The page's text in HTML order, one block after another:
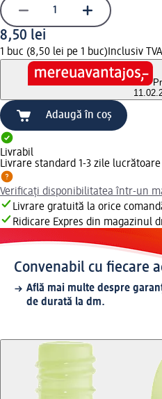
8,50 lei
1 buc (8,50 lei pe 1 buc) Inclusiv
Adaugă în coș
Livrabil
Livrare standard 1-3 zile lucrătoare
Verificați disponibilitatea într-un
Livrare gratuită la orice
Ridicare Expres din magazinul
Convenabil cu fiecare
Află mai multe despre
de durată la dm.